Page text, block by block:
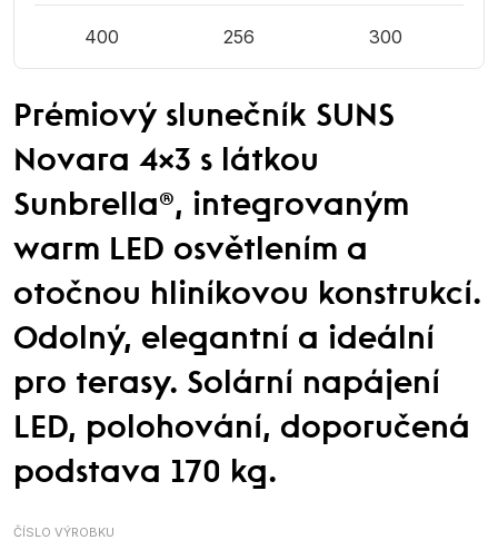
400 256 300
Prémiový slunečník SUNS
Novara 4×3 s látkou
Sunbrella®, integrovaným
warm LED osvětlením a
otočnou hliníkovou konstrukcí.
Odolný, elegantní a ideální
pro terasy. Solární napájení
LED, polohování, doporučená
podstava 170 kg.
ČÍSLO VÝROBKU